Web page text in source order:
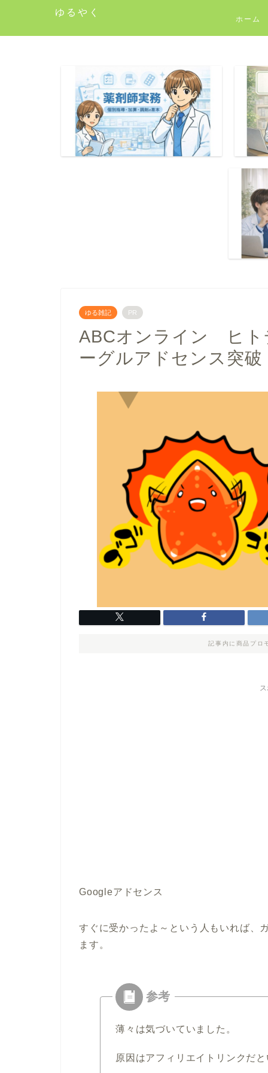
ゆるやく
ホーム
ゆる雑記 PR
ABCオンライン ヒト
ーグルアドセンス突破
記事内に商品プロ
Googleアドセンス
すぐに受かったよ～という人もいれば、
ます。
薄々は気づいていました。
原因はアフィリエイトリンクだ